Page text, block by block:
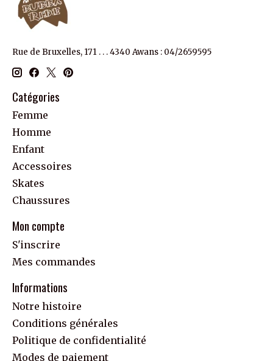
Rue de Bruxelles, 171 . . . 4340 Awans : 04/2659595
Catégories
Femme
Homme
Enfant
Accessoires
Skates
Chaussures
Mon compte
S'inscrire
Mes commandes
Informations
Notre histoire
Conditions générales
Politique de confidentialité
Modes de paiement